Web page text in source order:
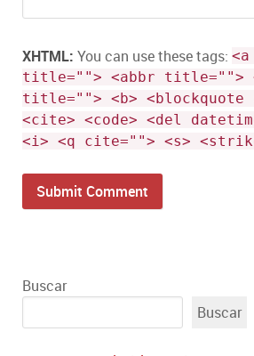
XHTML: You can use these tags:
title=""> <abbr title="">
title=""> <b> <blockquote
<cite> <code> <del
<i> <q cite=""> <s>
Buscar
Buscar